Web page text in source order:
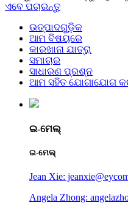
ଏବେ ପଚାରନ୍ତୁ
ଉତ୍ପାଦଗୁଡ଼ିକ
ଆମ ବିଷୟରେ
କାରଖାନା ଯାତ୍ରା
ସମାଚାର
ସାଧାରଣ ପ୍ରଶ୍ନ
ଆମ ସହିତ ଯୋଗାଯୋଗ
ଇ-ମେଲ୍
ଇ-ମେଲ୍
Jean Xie:
Angela Zhong: